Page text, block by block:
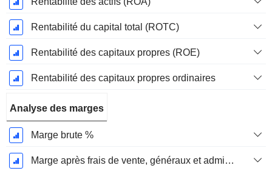
Rentabilité du capital total (ROTC)
Rentabilité des capitaux propres (ROE)
Rentabilité des capitaux propres ordinaires
Analyse des marges
Marge brute %
Marge après frais de vente, généraux et administratifs %